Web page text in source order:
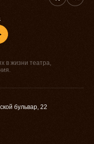
в жизни театра,
бульвар, 22